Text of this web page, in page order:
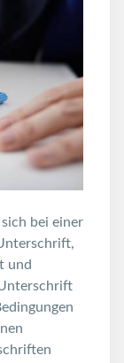
bei einer
und